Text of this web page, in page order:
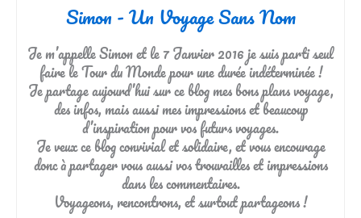
Simon - Un Voyage Sans Nom
Je m’appelle Simon et le 7 Janvier 2016 je suis parti seul
faire le Tour du Monde pour une durée indéterminée !
Je partage aujourd’hui sur ce blog mes bons plans voyage,
des infos, mais aussi mes impressions et beaucoup
d’inspiration pour vos futurs voyages.
Je veux ce blog convivial et solidaire, et vous encourage
donc à partager vous aussi vos trouvailles et impressions
dans les commentaires.
Voyageons, rencontrons, et surtout partageons !